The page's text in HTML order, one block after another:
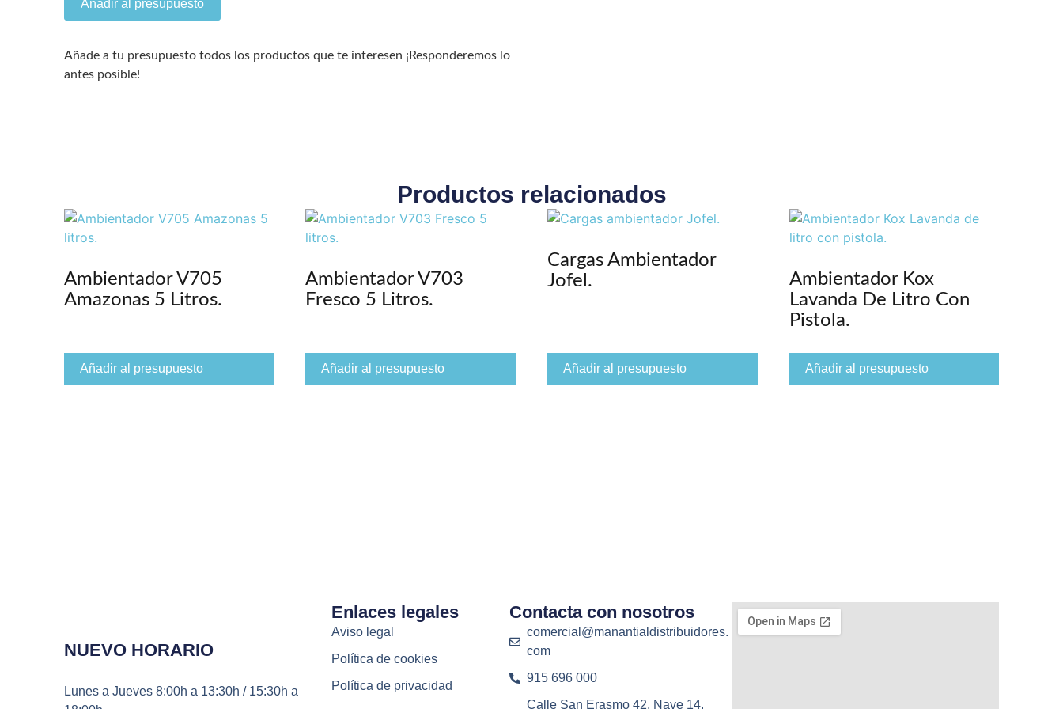
Añadir al presupuesto
Añade a tu presupuesto todos los productos que te interesen ¡Responderemos lo
antes posible!
Productos relacionados
Ambientador V705
Amazonas 5 Litros.
Añadir al presupuesto
Ambientador V703
Fresco 5 Litros.
Añadir al presupuesto
Cargas Ambientador
Jofel.
Añadir al presupuesto
Ambientador Kox
Lavanda De Litro Con
Pistola.
Añadir al presupuesto
NUEVO HORARIO
Lunes a Jueves8:00h a 13:30h / 15:30h a
Enlaces legales
Aviso legal
Política de cookies
Política de privacidad
Contacta con nosotros
comercial@manantialdistribuidores.
com
915 696 000
Calle San Erasmo 42, Nave 14.